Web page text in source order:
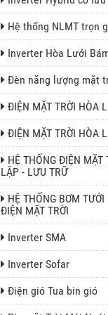
Hệ thống NLMT trọn
Inverter Hòa Lưới
Đèn năng lượng mặt
ĐIỆN MẶT TRỜI HÒA
ĐIỆN MẶT TRỜI HÒA
HỆ THỐNG ĐIỆN MẶT
LẬP - LƯU TRỮ
HỆ THỐNG BƠM
ĐIỆN MẶT TRỜI
Inverter SMA
Inverter Sofar
Điện gió Tua bin gió